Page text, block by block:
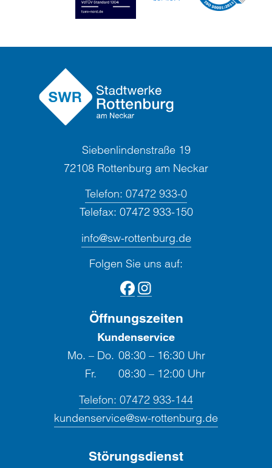
Siebenlindenstraße 19
72108 Rottenburg am Neckar
Telefon: 07472 933-0
Telefax: 07472 933-150
info@sw-rottenburg.de
Folgen Sie uns auf:
Öffnungszeiten
Kundenservice
Mo. – Do. 08:30 – 16:30 Uhr
Fr.
08:30 – 12:00 Uhr
Telefon: 07472 933-144
kundenservice@sw-rottenburg.de
Störungsdienst